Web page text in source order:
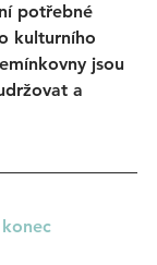
potřebné
kulturního
jsou
a